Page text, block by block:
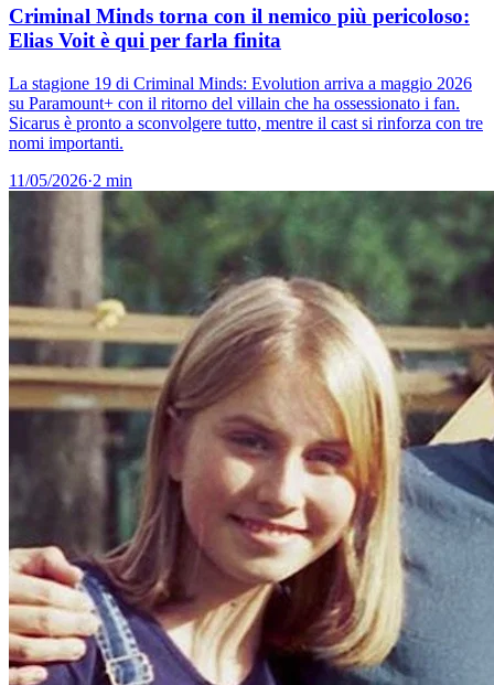
Criminal Minds torna con il nemico più pericoloso:
Elias Voit è qui per farla finita
La stagione 19 di Criminal Minds: Evolution arriva a maggio 2026
su Paramount+ con il ritorno del villain che ha ossessionato i fan.
Sicarus è pronto a sconvolgere tutto, mentre il cast si rinforza con tre
nomi importanti.
11/05/2026·2 min